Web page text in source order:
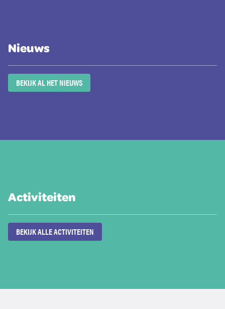
Nieuws
BEKIJK AL HET NIEUWS
Activiteiten
BEKIJK ALLE ACTIVITEITEN